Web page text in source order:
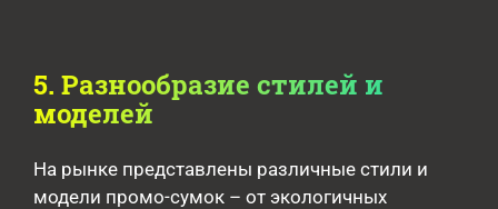
5. Разнообразие стилей и
моделей
На рынке представлены различные стили и
модели промо-сумок – от экологичных